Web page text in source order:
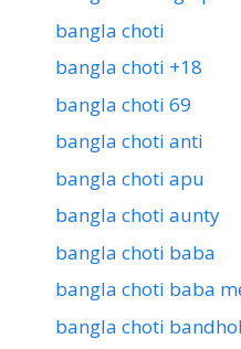
bangla choti
bangla choti +18
bangla choti 69
bangla choti anti
bangla choti apu
bangla choti aunty
bangla choti baba
bangla choti baba
bangla choti